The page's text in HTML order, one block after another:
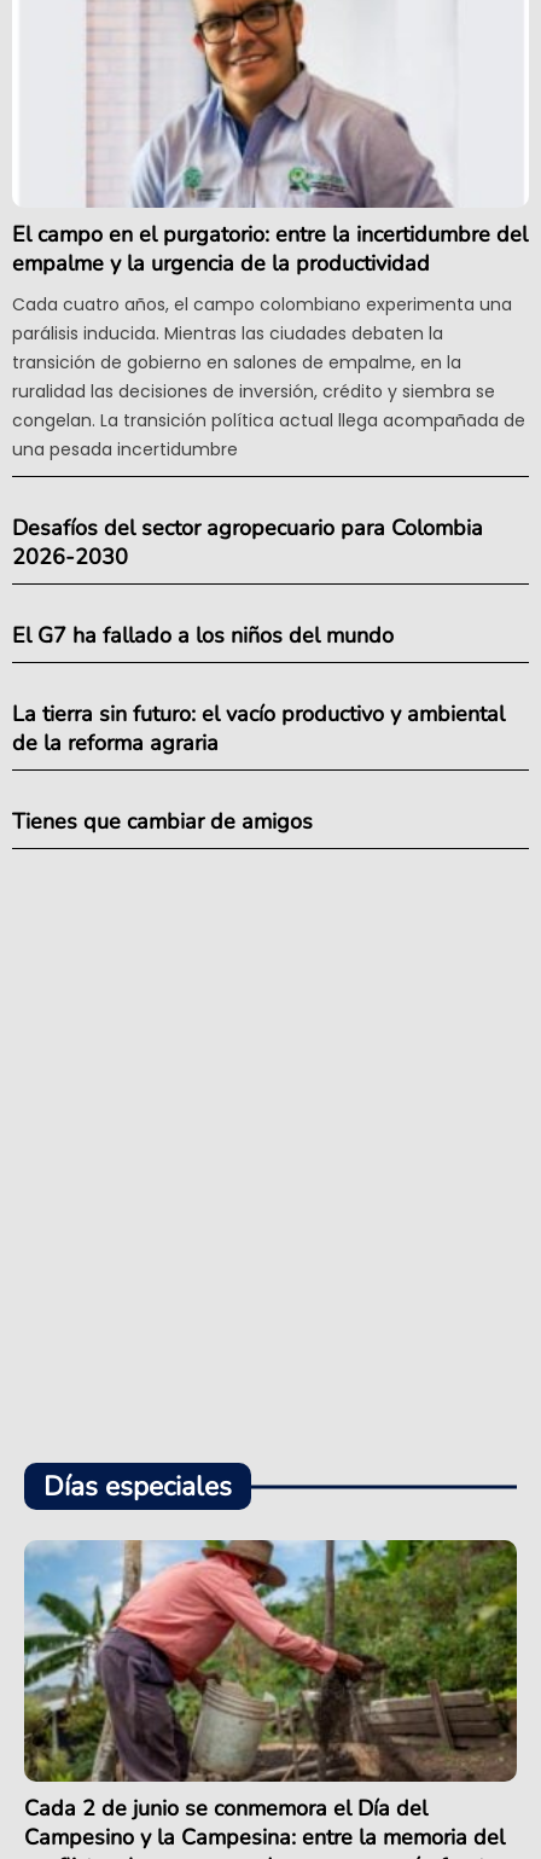
El campo en el purgatorio: entre la incertidumbre del
empalme y la urgencia de la productividad
Cada cuatro años, el campo colombiano experimenta una
parálisis inducida. Mientras las ciudades debaten la
transición de gobierno en salones de empalme, en la
ruralidad las decisiones de inversión, crédito y siembra se
congelan. La transición política actual llega acompañada de
una pesada incertidumbre
Desafíos del sector agropecuario para Colombia
2026-2030
El G7 ha fallado a los niños del mundo
La tierra sin futuro: el vacío productivo y ambiental
de la reforma agraria
Tienes que cambiar de amigos
Días especiales
Cada 2 de junio se conmemora el Día del
Campesino y la Campesina: entre la memoria del